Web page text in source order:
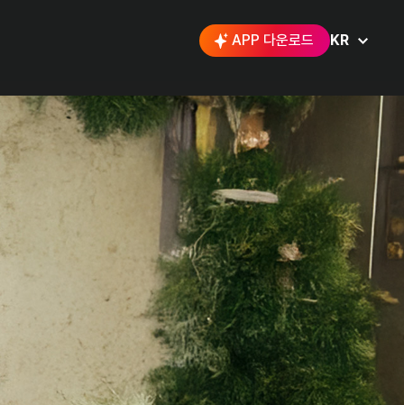
APP 다운로드 KR